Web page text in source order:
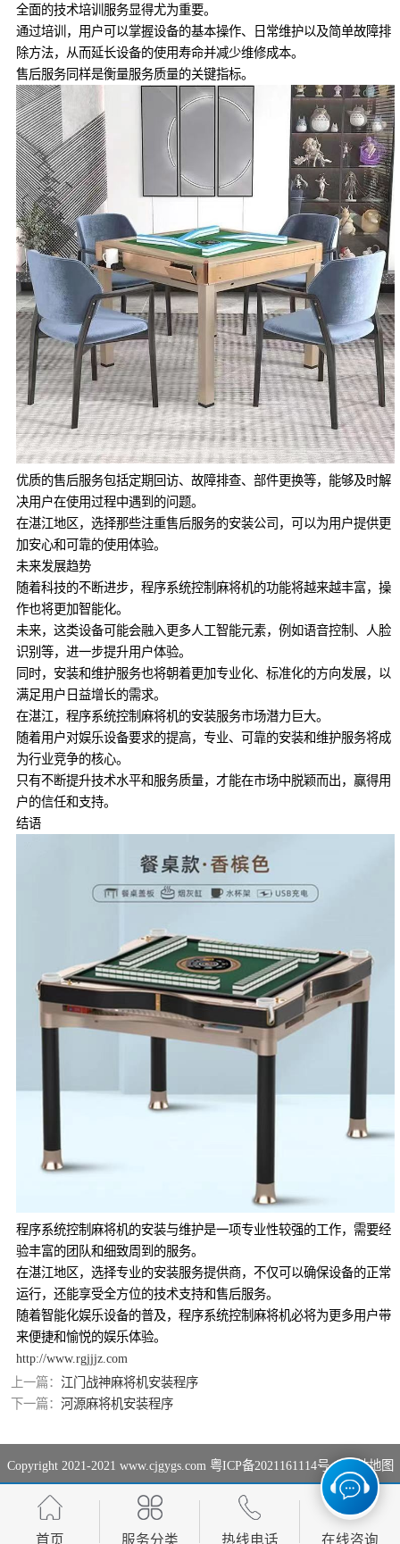
全面的技术培训服务显得尤为重要。
通过培训，用户可以掌握设备的基本操作、日常维护以及简单故障排
除方法，从而延长设备的使用寿命并减少维修成本。
售后服务同样是衡量服务质量的关键指标。
优质的售后服务包括定期回访、故障排查、部件更换等，能够及时解
决用户在使用过程中遇到的问题。
在湛江地区，选择那些注重售后服务的安装公司，可以为用户提供更
加安心和可靠的使用体验。
未来发展趋势
随着科技的不断进步，程序系统控制麻将机的功能将越来越丰富，操
作也将更加智能化。
未来，这类设备可能会融入更多人工智能元素，例如语音控制、人脸
识别等，进一步提升用户体验。
同时，安装和维护服务也将朝着更加专业化、标准化的方向发展，以
满足用户日益增长的需求。
在湛江，程序系统控制麻将机的安装服务市场潜力巨大。
随着用户对娱乐设备要求的提高，专业、可靠的安装和维护服务将成
为行业竞争的核心。
只有不断提升技术水平和服务质量，才能在市场中脱颖而出，赢得用
户的信任和支持。
结语
程序系统控制麻将机的安装与维护是一项专业性较强的工作，需要经
验丰富的团队和细致周到的服务。
在湛江地区，选择专业的安装服务提供商，不仅可以确保设备的正常
运行，还能享受全方位的技术支持和售后服务。
随着智能化娱乐设备的普及，程序系统控制麻将机必将为更多用户带
来便捷和愉悦的娱乐体验。
http://www.rgjjjz.com
上一篇： 江门战神麻将机安装程序
下一篇： 河源麻将机安装程序
Copyright 2021-2021 www.cjgygs.com 粤ICP备2021161114号-1 网站地图
首页 服务分类 热线电话 在线咨询